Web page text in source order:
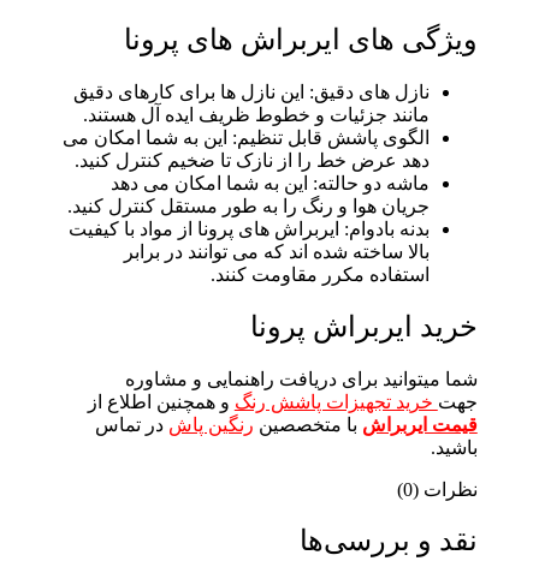
ویژگی های ایربراش های پرونا
نازل های دقیق: این نازل ها برای کارهای دقیق
مانند جزئیات و خطوط ظریف ایده آل هستند.
الگوی پاشش قابل تنظیم: این به شما امکان می
دهد عرض خط را از نازک تا ضخیم کنترل کنید.
ماشه دو حالته: این به شما امکان می دهد
جریان هوا و رنگ را به طور مستقل کنترل کنید.
بدنه بادوام: ایربراش های پرونا از مواد با کیفیت
بالا ساخته شده اند که می توانند در برابر
استفاده مکرر مقاومت کنند.
خرید ایربراش پرونا
شما میتوانید برای دریافت راهنمایی و مشاوره
جهت خرید تجهیزات پاشش رنگ و همچنین اطلاع از
قیمت ایربراش با متخصصین رنگین پاش در تماس
باشید.
نظرات (0)
نقد و بررسی‌ها